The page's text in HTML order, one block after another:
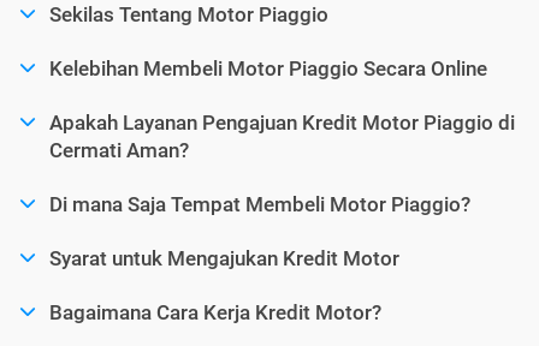
Sekilas Tentang Motor Piaggio
Kelebihan Membeli Motor Piaggio Secara Online
Apakah Layanan Pengajuan Kredit Motor Piaggio di
Cermati Aman?
Di mana Saja Tempat Membeli Motor Piaggio?
Syarat untuk Mengajukan Kredit Motor
Bagaimana Cara Kerja Kredit Motor?